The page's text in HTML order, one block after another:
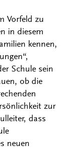
Vorfeld zu
in diesem
kennen,
Schule sein
ob die
zur
dass
neuen